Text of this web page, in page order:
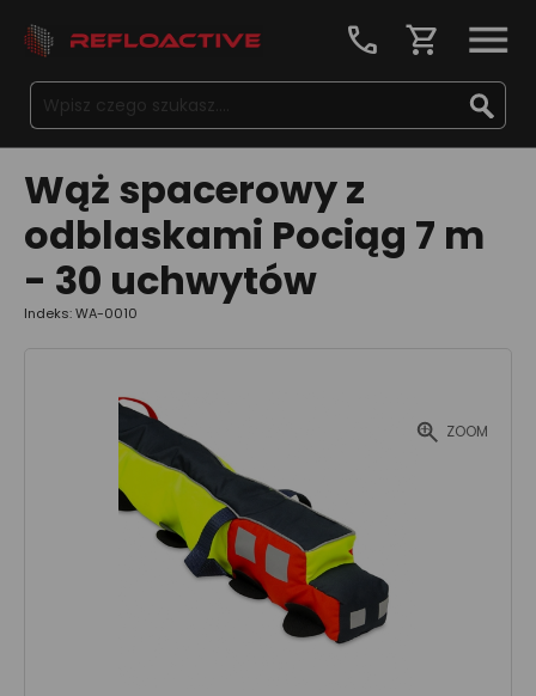
call shopping_cart
Wąż spacerowy z
odblaskami Pociąg 7 m
- 30 uchwytów
Indeks: WA-0010
ZOOM